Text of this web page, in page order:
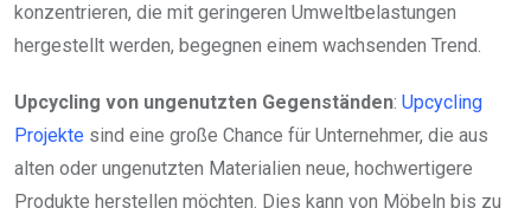
konzentrieren, die mit geringeren Umweltbelastungen
hergestellt werden, begegnen einem wachsenden Trend.
Upcycling von ungenutzten Gegenständen: Upcycling
Projekte sind eine große Chance für Unternehmer, die aus
alten oder ungenutzten Materialien neue, hochwertigere
Produkte herstellen möchten. Dies kann von Möbeln bis zu